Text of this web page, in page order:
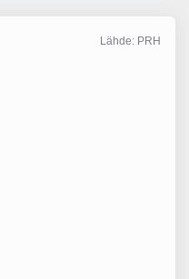
Lähde: PRH